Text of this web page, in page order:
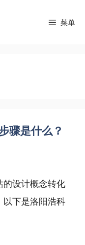
菜单
骤是什么？
的设计概念转化
以下是洛阳浩科